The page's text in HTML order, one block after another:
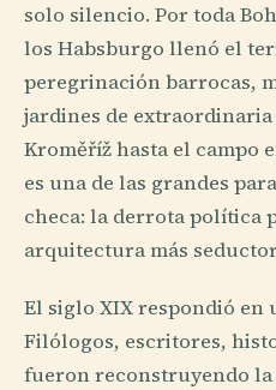
solo silencio. Por toda
los Habsburgo llenó el
peregrinación barrocas,
jardines de
Kroměříž hasta el campo
es una de las grandes
checa: la derrota política
arquitectura más
El siglo XIX respondió
Filólogos, escritores,
fueron reconstruyendo